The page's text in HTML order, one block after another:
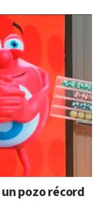
pozo récord